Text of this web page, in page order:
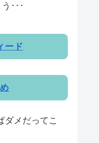
･･･
ード
ダメだってこ